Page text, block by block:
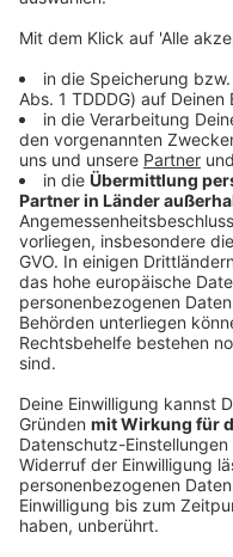
DAS KÖNNTE DICH
Welt
Asservatenkammer
Der Rekord-Tiefstand
Stroms legt Relikte
Darunter sind